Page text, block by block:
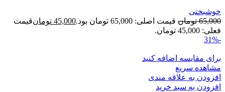
خوشبختی
65,000 تومان قیمت اصلی: 65,000 تومان بود. 45,000 تومانقیمت
فعلی: 45,000 تومان.
-31%
برای مقایسه اضافه کنید
مشاهده سریع
افزودن به علاقه مندی
افزودن به سبد خرید